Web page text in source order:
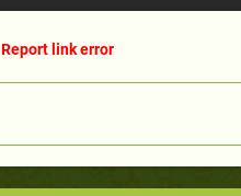
Report link error